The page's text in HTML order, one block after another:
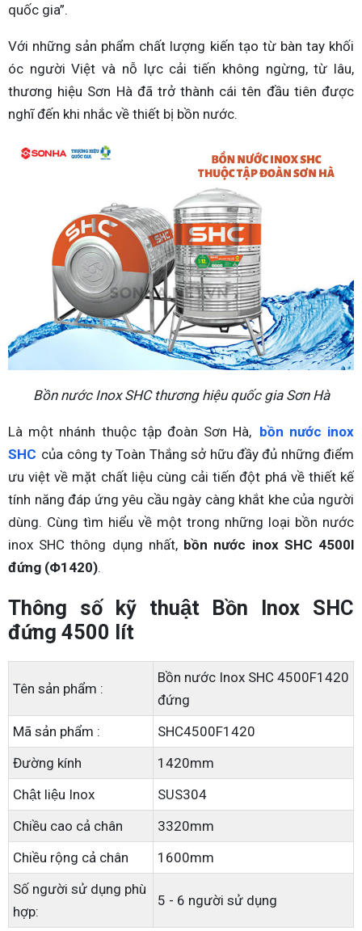
quốc gia”.
Với những sản phẩm chất lượng kiến tạo từ bàn tay khối
óc người Việt và nỗ lực cải tiến không ngừng, từ lâu,
thương hiệu Sơn Hà đã trở thành cái tên đầu tiên được
nghĩ đến khi nhắc về thiết bị bồn nước.
Bồn nước Inox SHC thương hiệu quốc gia Sơn Hà
Là một nhánh thuộc tập đoàn Sơn Hà, bồn nước inox
SHC của công ty Toàn Thắng sở hữu đầy đủ những điểm
ưu việt về mặt chất liệu cùng cải tiến đột phá về thiết kế
tính năng đáp ứng yêu cầu ngày càng khắt khe của người
dùng. Cùng tìm hiểu về một trong những loại bồn nước
inox SHC thông dụng nhất, bồn nước inox SHC 4500l
đứng (Φ1420).
Thông số kỹ thuật Bồn Inox SHC
đứng 4500 lít
Tên sản phẩm :
Bồn nước Inox SHC 4500F1420
đứng
Mã sản phẩm :
SHC4500F1420
Đường kính
1420mm
Chật liệu Inox
SUS304
Chiều cao cả chân
3320mm
Chiều rộng cả chân
1600mm
Số người sử dụng phù
hợp:
5 - 6 người sử dụng